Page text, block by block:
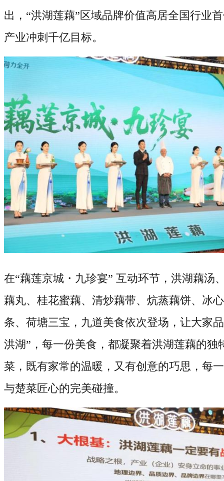
出， “洪湖莲藕”区域品牌价值高居全国行业
产业冲刺千亿目标。
在“藕莲京城・九珍宴” 互动环节，洪湖藕汤
藕丸、桂花蜜藕、清炒藕带、炕蒸藕饼、冰
条、荷塘三宝，九道美食依次登场，让大家
洪湖”，每一份美食，都凝聚着洪湖莲藕的独
菜，既有家常的温暖，又有创意的巧思，每
与楚菜匠心的完美碰撞。